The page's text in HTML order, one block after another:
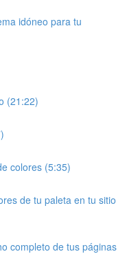
idóneo para tu
(21:22)
colores (5:35)
de tu paleta en tu sitio
completo de tus páginas